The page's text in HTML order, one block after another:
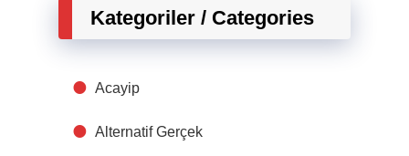
Kategoriler / Categories
Acayip
Alternatif Gerçek